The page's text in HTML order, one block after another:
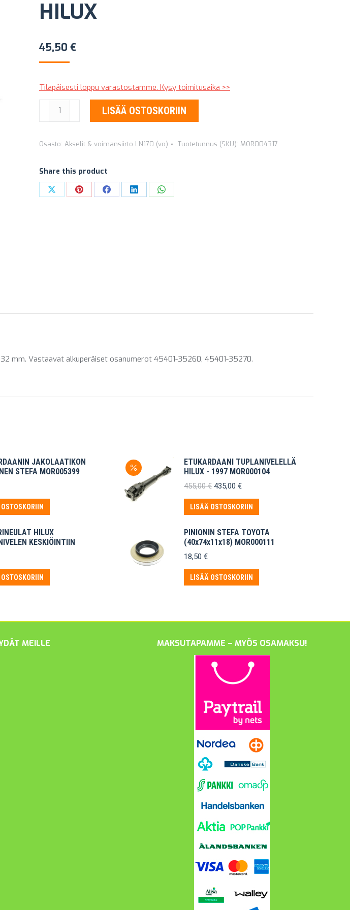
HILUX
45,50 €
Tilapäisesti loppu varastostamme. Kysy toimitusaika >>
OHJAUSVARSI
TOYOTA
määrä
LISÄÄ OSTOSKORIIN
Osasto: Akselit & voimansiirto LN170 (vo) Tuotetunnus (SKU): MOR004317
Share this product
Share Share Share Share Share
mm. Vastaavat alkuperäiset osanumerot 45401-35260, 45401-35270.
JAKOLAATIKON
STEFA MOR005399
ETUKARDAANI TUPLANIVELELLÄ
HILUX - 1997 MOR000104
455,00€ Alkuperäinen
oli:
455,00 €.
435,00 €Nykyinen
on:
435,00 €.
LISÄÄ OSTOSKORIIN
HILUX
KESKIÖINTIIN
PINIONIN STEFA TOYOTA
(40x74x11x18) MOR000111
18,50 €
LISÄÄ OSTOSKORIIN
MEILLE MAKSUTAPAMME – MYÖS OSAMAKSU!